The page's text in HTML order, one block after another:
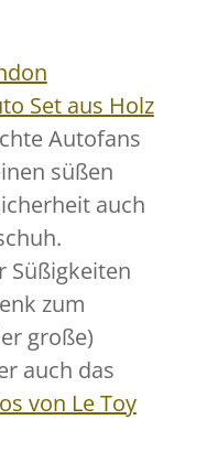
Set aus Holz
Autofans
süßen
auch
Süßigkeiten
zum
große)
auch das
von Le Toy